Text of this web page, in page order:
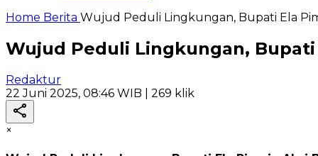
Home Berita Wujud Peduli Lingkungan, Bupati Ela
Wujud Peduli Lingkungan,
Redaktur
22 Juni 2025, 08:46 WIB | 269 klik
×